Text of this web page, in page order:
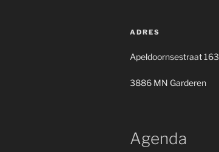
ADRES
Apeldoornsestraat 163
3886 MN Garderen
Agenda